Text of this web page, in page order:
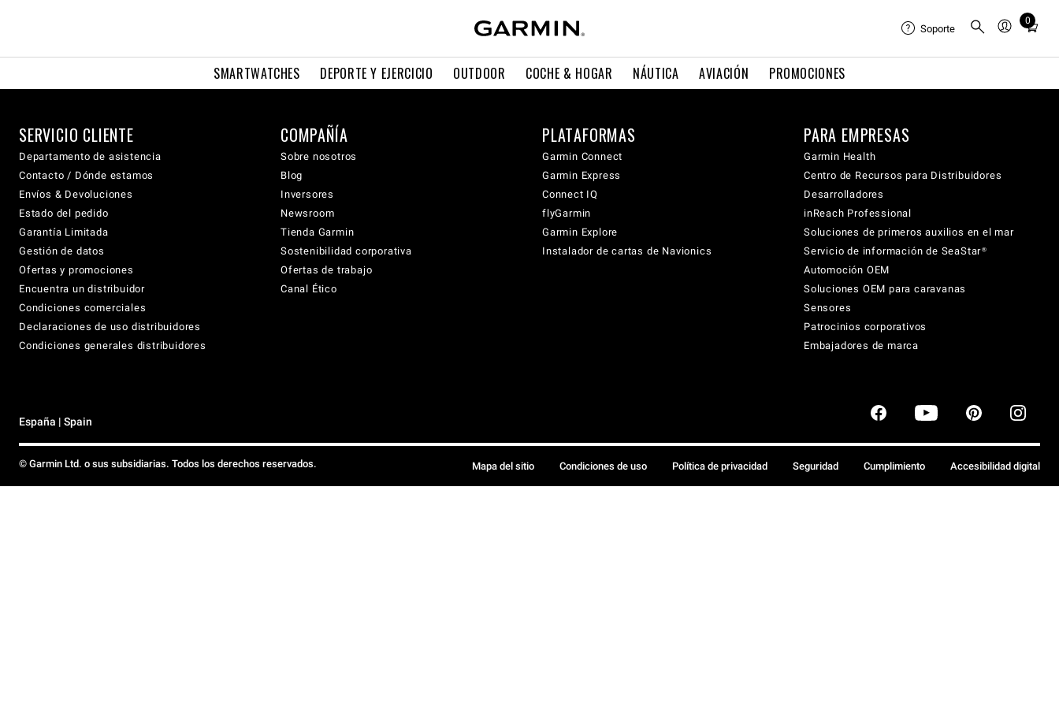
SMARTWATCHES DEPORTE Y EJERCICIO OUTDOOR COCHE & HOGAR NÁUTICA AVIACIÓN PROMOCIONES
Soporte
0
Total
cart:
SERVICIO CLIENTE
Departamento de asistencia
Contacto / Dónde estamos
Envíos & Devoluciones
Estado del pedido
Garantía Limitada
Gestión de datos
Ofertas y promociones
Encuentra un distribuidor
Condiciones comerciales
Declaraciones de uso distribuidores
Condiciones generales distribuidores
COMPAÑÍA
Sobre nosotros
Blog
Inversores
Newsroom
Tienda Garmin
Sostenibilidad corporativa
Ofertas de trabajo
Canal Ético
PLATAFORMAS
Garmin Connect
Garmin Express
Connect IQ
flyGarmin
Garmin Explore
Instalador de cartas de Navionics
PARA EMPRESAS
Garmin Health
Centro de Recursos para Distribuidores
Desarrolladores
inReach Professional
Soluciones de primeros auxilios en el mar
Servicio de información de SeaStar®
Automoción OEM
Soluciones OEM para caravanas
Sensores
Patrocinios corporativos
Embajadores de marca
España | Spain
© Garmin Ltd. o sus subsidiarias. Todos los derechos reservados. Mapa del sitio Condiciones de uso Política de privacidad Seguridad Cumplimiento Accesibilidad digital